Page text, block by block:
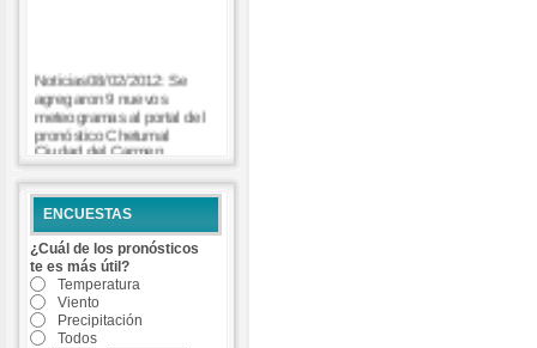
Noticias08/02/2012: Se
agregaron 9 nuevos
meteogramas al portal del
pronóstico Chetumal
Ciudad del Carmen
Coatzacoalcos Cozumel
Isla Mujeres Matamoros
Progreso Tuxpan Veracruz
Read more...
ENCUESTAS
¿Cuál de los pronósticos
te es más útil?
Temperatura
Viento
Precipitación
Todos